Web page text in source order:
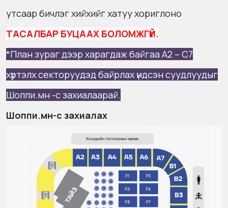
утсаар бичлэг хийхийг хатуу хориглоно
ТАСАЛБАР БУЦААХ БОЛОМЖГҮЙ.
*План зураг дээр харагдаж байгаа A2 – C7
хүртэлх секторуудэд байрлах үндсэн суудлуудыг
Шоппи.мн -с захиалаарай.
Шоппи.мн-с захиалах